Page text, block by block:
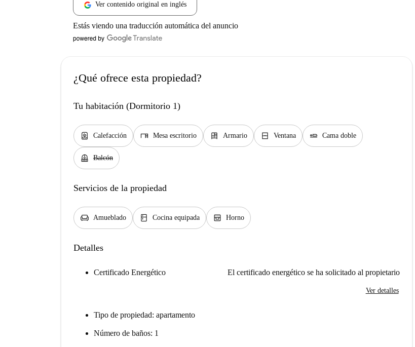
Ver contenido original en inglés
Estás viendo una traducción automática del anuncio
¿Qué ofrece esta propiedad?
Tu habitación (Dormitorio 1)
water_heater Calefacción desk Mesa escritorio dresser Armario window_closed Ventana airline_seat_flat Cama doble
balcony Balcón
Servicios de la propiedad
chair Amueblado kitchen Cocina equipada oven_gen Horno
Detalles
Certificado Energético El certificado energético se ha solicitado al propietario
Ver detalles
Tipo de propiedad: apartamento
Número de baños: 1